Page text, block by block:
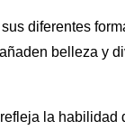
diferentes
belleza y
la habilidad